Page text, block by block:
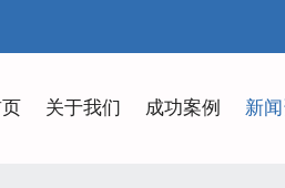
关于我们 成功案例 新